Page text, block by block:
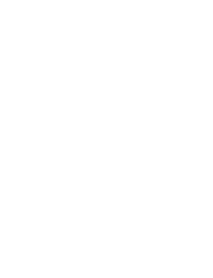
(vi) não vai enviar
informações que se refiram
endereços de e-mail,
números de telefone ou
de qualquer pessoa; e
que contenham
ou ficheiros informáticos
ou introduzir ou mudar os
para os Serviços, por um ou
na tecnologia;